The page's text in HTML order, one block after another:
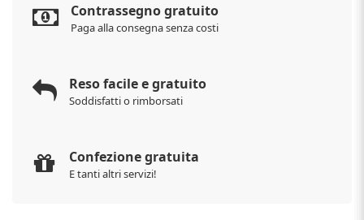
Contrassegno gratuito
Paga alla consegna senza costi
Reso facile e gratuito
Soddisfatti o rimborsati
Confezione gratuita
E tanti altri servizi!